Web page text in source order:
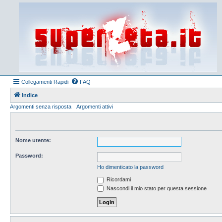
Collegamenti Rapidi FAQ
Indice
Argomenti senza risposta
Argomenti attivi
Nome utente:
Password:
Ho dimenticato la password
Ricordami
Nascondi il mio stato per questa sessione